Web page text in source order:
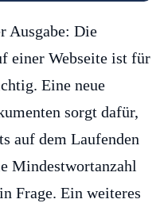
Ausgabe: Die
einer Webseite ist für
Eine neue
sorgt dafür,
auf dem Laufenden
Mindestwortanzahl
Frage. Ein weiteres